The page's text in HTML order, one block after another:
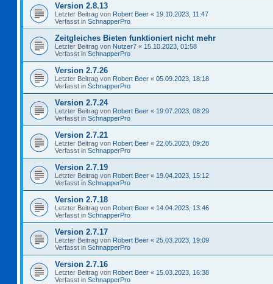
Version 2.8.13
Letzter Beitrag von Robert Beer « 19.10.2023, 11:47
Verfasst in SchnapperPro
Zeitgleiches Bieten funktioniert nicht mehr
Letzter Beitrag von Nutzer7 « 15.10.2023, 01:58
Verfasst in SchnapperPro
Version 2.7.26
Letzter Beitrag von Robert Beer « 05.09.2023, 18:18
Verfasst in SchnapperPro
Version 2.7.24
Letzter Beitrag von Robert Beer « 19.07.2023, 08:29
Verfasst in SchnapperPro
Version 2.7.21
Letzter Beitrag von Robert Beer « 22.05.2023, 09:28
Verfasst in SchnapperPro
Version 2.7.19
Letzter Beitrag von Robert Beer « 19.04.2023, 15:12
Verfasst in SchnapperPro
Version 2.7.18
Letzter Beitrag von Robert Beer « 14.04.2023, 13:46
Verfasst in SchnapperPro
Version 2.7.17
Letzter Beitrag von Robert Beer « 25.03.2023, 19:09
Verfasst in SchnapperPro
Version 2.7.16
Letzter Beitrag von Robert Beer « 15.03.2023, 16:38
Verfasst in SchnapperPro